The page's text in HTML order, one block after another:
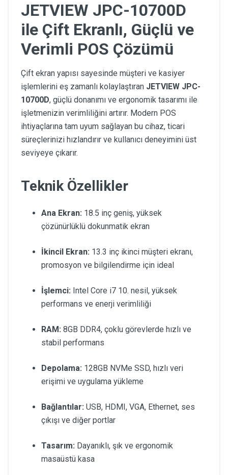
JETVIEW JPC-10700D
ile Çift Ekranlı, Güçlü ve
Verimli POS Çözümü
Çift ekran yapısı sayesinde müşteri ve kasiyer
işlemlerini eş zamanlı kolaylaştıran JETVIEW JPC-
10700D, güçlü donanımı ve ergonomik tasarımı ile
işletmenizin verimliliğini artırır. Modern POS
ihtiyaçlarına tam uyum sağlayan bu cihaz, ticari
süreçlerinizi hızlandırır ve kullanıcı deneyimini üst
seviyeye çıkarır.
Teknik Özellikler
Ana Ekran: 18.5 inç geniş, yüksek
çözünürlüklü dokunmatik ekran
İkincil Ekran: 13.3 inç ikinci müşteri ekranı,
promosyon ve bilgilendirme için ideal
İşlemci: Intel Core i7 10. nesil, yüksek
performans ve enerji verimliliği
RAM: 8GB DDR4, çoklu görevlerde hızlı ve
stabil performans
Depolama: 128GB NVMe SSD, hızlı veri
erişimi ve uygulama yükleme
Bağlantılar: USB, HDMI, VGA, Ethernet, ses
çıkışı ve diğer portlar
Tasarım: Dayanıklı, şık ve ergonomik
masaüstü kasa